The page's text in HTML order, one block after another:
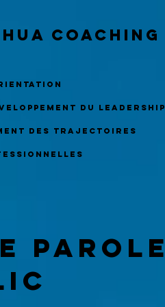
coaching
du leadership
des trajectoires
parole